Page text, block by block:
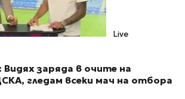
Live
заряда в очите на
гледам всеки мач на отбора